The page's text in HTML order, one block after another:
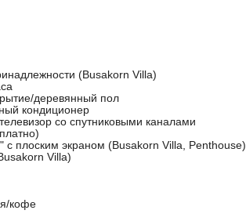
(Busakorn Villa)
деревянный пол
кондиционер
со спутниковыми каналами
с плоским экраном (Busakorn Villa, Penthouse)
Villa)
кофе